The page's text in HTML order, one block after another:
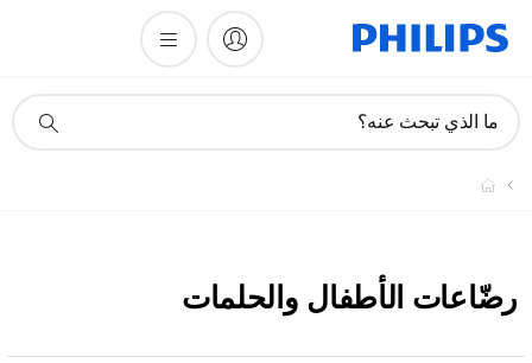
دعم
ما الذي تبحث عنه؟
رضّاعات الأطفال والحلمات